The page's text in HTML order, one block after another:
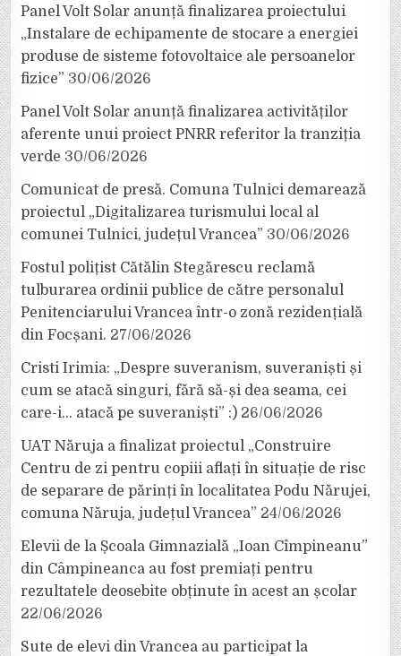
Panel Volt Solar anunță finalizarea proiectului
„Instalare de echipamente de stocare a energiei
produse de sisteme fotovoltaice ale persoanelor
fizice” 30/06/2026
Panel Volt Solar anunță finalizarea activităților
aferente unui proiect PNRR referitor la tranziția
verde 30/06/2026
Comunicat de presă. Comuna Tulnici demarează
proiectul „Digitalizarea turismului local al
comunei Tulnici, județul Vrancea” 30/06/2026
Fostul polițist Cătălin Stegărescu reclamă
tulburarea ordinii publice de către personalul
Penitenciarului Vrancea într-o zonă rezidențială
din Focșani. 27/06/2026
Cristi Irimia: „Despre suveranism, suveraniști și
cum se atacă singuri, fără să-și dea seama, cei
care-i… atacă pe suveraniști” :) 26/06/2026
UAT Năruja a finalizat proiectul „Construire
Centru de zi pentru copiii aflați în situație de risc
de separare de părinți în localitatea Podu Nărujei,
comuna Năruja, județul Vrancea” 24/06/2026
Elevii de la Școala Gimnazială „Ioan Cîmpineanu”
din Câmpineanca au fost premiați pentru
rezultatele deosebite obținute în acest an școlar
22/06/2026
Sute de elevi din Vrancea au participat la